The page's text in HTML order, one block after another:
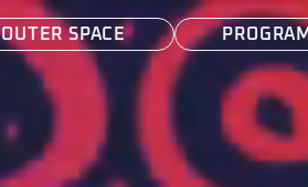
OUTER SPACE